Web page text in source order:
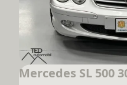
Mercedes SL 500